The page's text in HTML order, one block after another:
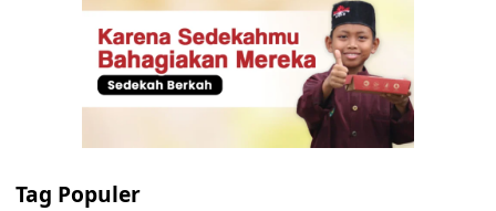
Tag Populer